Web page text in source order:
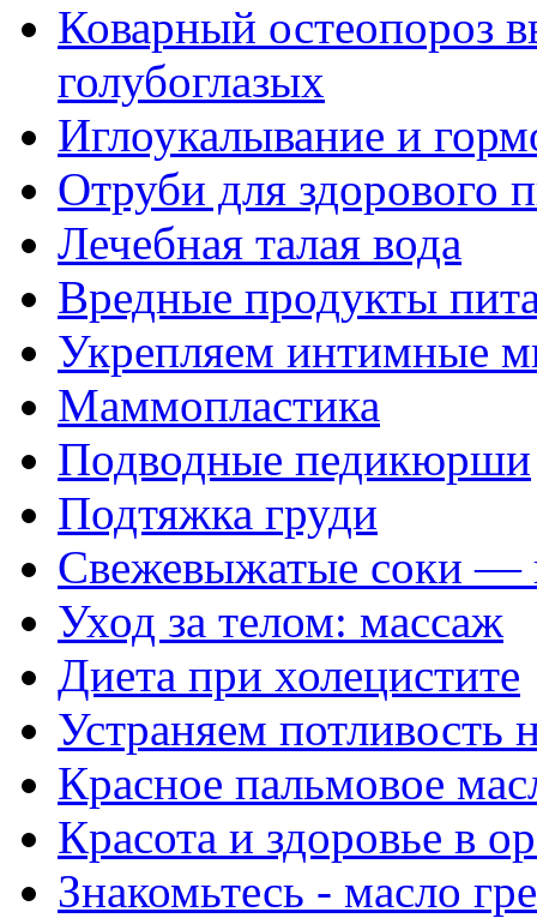
Коварный остеопороз
голубоглазых
Иглоукалывание и
Отруби для здорового
Лечебная талая вода
Вредные продукты
Укрепляем интимные
Маммопластика
Подводные педикюрши
Подтяжка груди
Свежевыжатые соки —
Уход за телом: массаж
Диета при холецистите
Устраняем потливость
Красное пальмовое
Красота и здоровье в
Знакомьтесь - масло